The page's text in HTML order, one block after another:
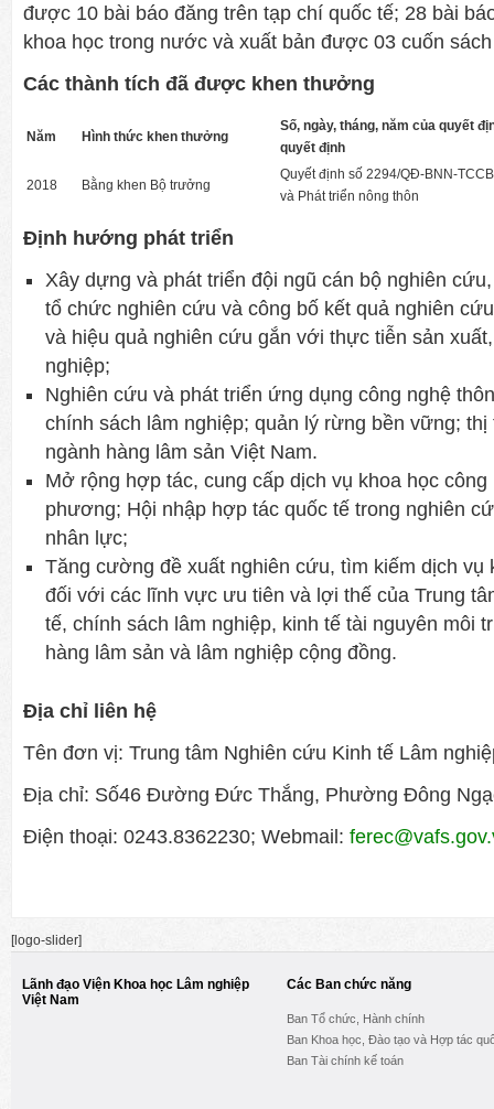
được 10 bài báo đăng trên tạp chí quốc tế; 28 bài
khoa học trong nước và xuất bản được 03 cuốn
Các thành tích đã được khen thưởng
Năm Hình thức khen thưởng
Số, ngày, tháng, năm của quyết
quyết định
2018 Bằng khen Bộ trưởng
Quyết định số 2294/QĐ-BNN-
và Phát triển nông thôn
Định hướng phát triển
Xây dựng và phát triển đội ngũ cán bộ nghiên
tổ chức nghiên cứu và công bố kết quả nghiên
và hiệu quả nghiên cứu gắn với thực tiễn sản
nghiệp;
Nghiên cứu và phát triển ứng dụng công nghệ
chính sách lâm nghiệp; quản lý rừng bền vững;
ngành hàng lâm sản Việt Nam.
Mở rộng hợp tác, cung cấp dịch vụ khoa học
phương; Hội nhập hợp tác quốc tế trong nghiên
nhân lực;
Tăng cường đề xuất nghiên cứu, tìm kiếm dịch vụ
đối với các lĩnh vực ưu tiên và lợi thế của Trung
tế, chính sách lâm nghiệp, kinh tế tài nguyên môi
hàng lâm sản và lâm nghiệp cộng đồng.
Địa chỉ liên hệ
Tên đơn vị: Trung tâm Nghiên cứu Kinh tế Lâm
Địa chỉ: Số46 Đường Đức Thắng, Phường Đông
Điện thoại: 0243.8362230; Webmail:
[logo-slider]
Lãnh đạo Viện Khoa học Lâm nghiệp
Việt Nam
Các Ban chức năng
Ban Tổ chức, Hành chính
Ban Khoa học, Đào tạo và Hợp tác
Ban Tài chính kế toán